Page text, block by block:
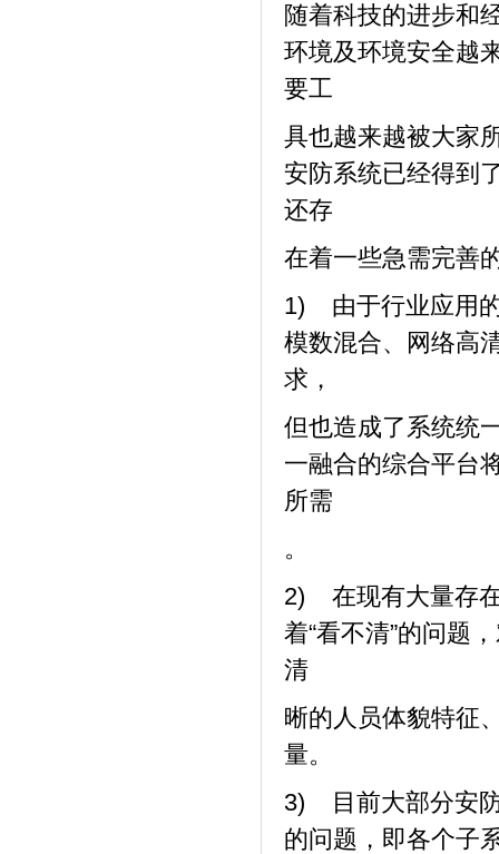
随着科技的进步和
环境及环境安全越
要工
具也越来越被大家
安防系统已经得到
还存
在着一些急需完善
1) 由于行业应用
模数混合、网络高
求，
但也造成了系统统
一融合的综合平台
所需
。
2) 在现有大量存
着“看不清”的问题
清
晰的人员体貌特征
量。
3) 目前大部分安
的问题，即各个子